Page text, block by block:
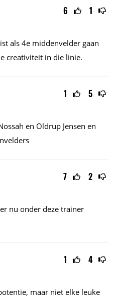
6 1
als 4e middenvelder gaan
creativiteit in die linie.
1 5
en Oldrup Jensen en
7 2
nu onder deze trainer
1 4
maar niet elke leuke